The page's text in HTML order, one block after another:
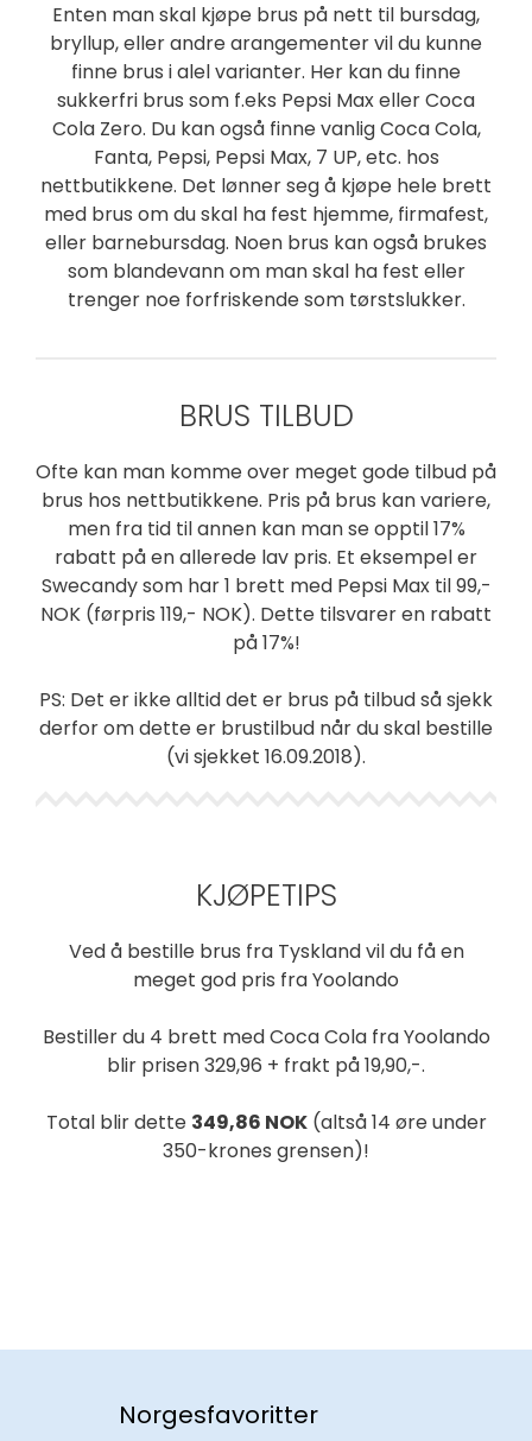
Enten man skal kjøpe brus på nett til bursdag,
bryllup, eller andre arangementer vil du kunne
finne brus i alel varianter. Her kan du finne
sukkerfri brus som f.eks Pepsi Max eller Coca
Cola Zero. Du kan også finne vanlig Coca Cola,
Fanta, Pepsi, Pepsi Max, 7 UP, etc. hos
nettbutikkene. Det lønner seg å kjøpe hele brett
med brus om du skal ha fest hjemme, firmafest,
eller barnebursdag. Noen brus kan også brukes
som blandevann om man skal ha fest eller
trenger noe forfriskende som tørstslukker.
BRUS TILBUD
Ofte kan man komme over meget gode tilbud på
brus hos nettbutikkene. Pris på brus kan variere,
men fra tid til annen kan man se opptil 17%
rabatt på en allerede lav pris. Et eksempel er
Swecandy som har 1 brett med Pepsi Max til 99,-
NOK (førpris 119,- NOK). Dette tilsvarer en rabatt
på 17%!
PS: Det er ikke alltid det er brus på tilbud så sjekk
derfor om dette er brustilbud når du skal bestille
(vi sjekket 16.09.2018).
KJØPETIPS
Ved å bestille brus fra Tyskland vil du få en
meget god pris fra Yoolando
Bestiller du 4 brett med Coca Cola fra Yoolando
blir prisen 329,96 + frakt på 19,90,-.
Total blir dette 349,86 NOK(altså 14 øre under
350-krones grensen)!
Norgesfavoritter